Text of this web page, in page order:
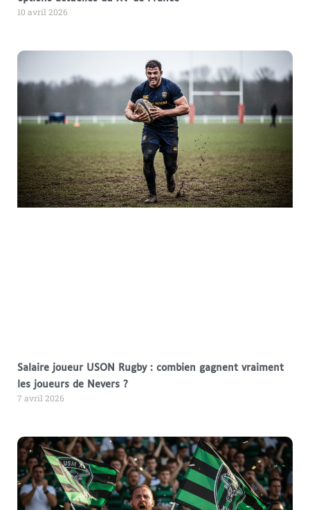
10 avril 2026
Salaire joueur USON Rugby : combien gagnent vraiment
les joueurs de Nevers ?
7 avril 2026